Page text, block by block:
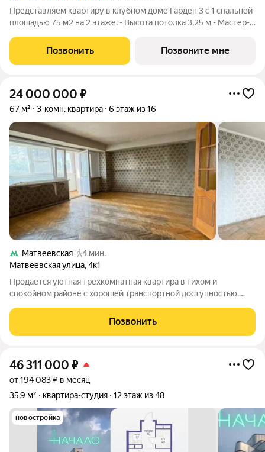
Представляем квартиру в клубном доме Гарден 3 с 1 спальней
площадью 75 м2 на 2 этаже. - Высота потолка 3,25 м - Мастер-
столовая - Панорамные окна - Вид на Приватный парк ТОЛЬКО
ДО 31 АВГУСТА
Позвонить Позвоните мне
24 000 000 ₽
67 м² 3-комн. квартира 6 этаж из 16
Матвеевская
4 мин.
Матвеевская улица,4к1
Продаётся уютная трёхкомнатная квартира в тихом и
спокойном районе с хорошей транспортной доступностью.
самостоятельно продумать интерьер и обустроить жильё по
своему вкусу, не переплачивая за
Позвонить
46 311 000 ₽
от 194 083 ₽ в месяц
35,9 м²
квартира-студия 12 этаж из 48
новостройка